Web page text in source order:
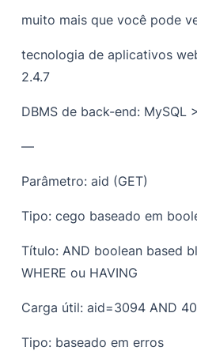
muito mais que você pode
tecnologia de aplicativos
2.4.7
DBMS de back-end: MySQL
—
Parâmetro: aid (GET)
Tipo: cego baseado em
Título: AND boolean based
WHERE ou HAVING
Carga útil: aid=3094 AND
Tipo: baseado em erros